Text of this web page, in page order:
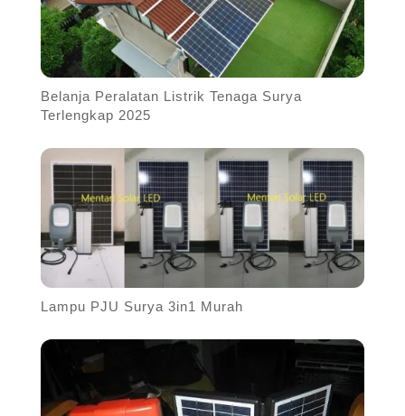
Belanja Peralatan Listrik Tenaga Surya
Terlengkap 2025
Lampu PJU Surya 3in1 Murah